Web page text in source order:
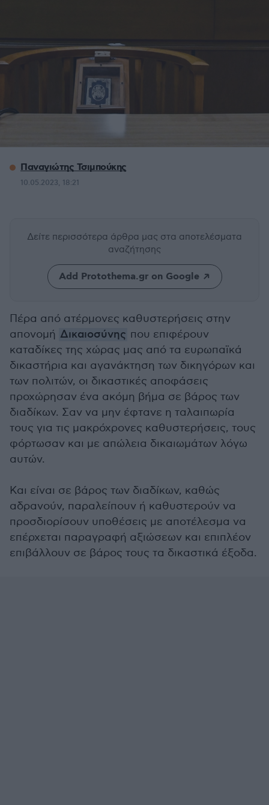
Παναγιώτης Τσιμπούκης
10.05.2023, 18:21
Δείτε περισσότερα άρθρα μας στα αποτελέσματα
αναζήτησης
Add Protothema.gr on Google
Πέρα από ατέρμονες καθυστερήσεις στην
απονομή Δικαιοσύνης που επιφέρουν
καταδίκες της χώρας μας από τα ευρωπαϊκά
δικαστήρια και αγανάκτηση των δικηγόρων και
των πολιτών, οι δικαστικές αποφάσεις
προχώρησαν ένα ακόμη βήμα σε βάρος των
διαδίκων. Σαν να μην έφτανε η ταλαιπωρία
τους για τις μακρόχρονες καθυστερήσεις, τους
φόρτωσαν και με απώλεια δικαιωμάτων λόγω
αυτών.
Και είναι σε βάρος των διαδίκων, καθώς
αδρανούν, παραλείπουν ή καθυστερούν να
προσδιορίσουν υποθέσεις με αποτέλεσμα να
επέρχεται παραγραφή αξιώσεων και επιπλέον
επιβάλλουν σε βάρος τους τα δικαστικά έξοδα.